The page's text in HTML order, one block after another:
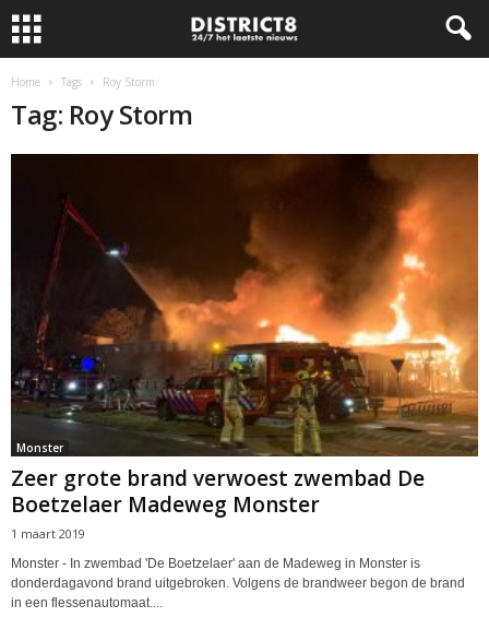
Home Tags Roy Storm
Tag: Roy Storm
Monster
Zeer grote brand verwoest zwembad De
Boetzelaer Madeweg Monster
1 maart 2019
Monster - In zwembad 'De Boetzelaer' aan de Madeweg in Monster is
donderdagavond brand uitgebroken. Volgens de brandweer begon de brand
in een flessenautomaat....